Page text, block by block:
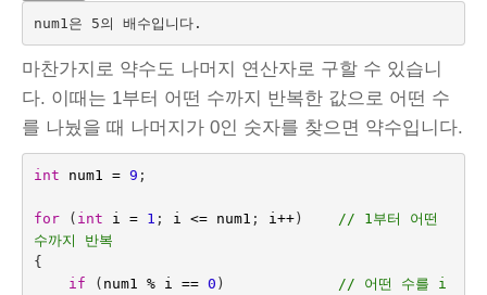
마찬가지로 약수도 나머지 연산자로 구할 수 있습니
다. 이때는 1부터 어떤 수까지 반복한 값으로 어떤 수
를 나눴을 때 나머지가 0인 숫자를 찾으면 약수입니다.
int num1 = 9 ;
for ( int i = 1 ; i <= num1 ; i ++)
// 1부터 어떤
수까지 반복
{
if
( num1 % i == 0 )
// 어떤 수를 i